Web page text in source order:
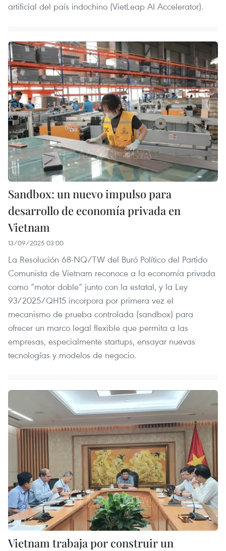
artificial del país indochino (VietLeap AI Accelerator).
Sandbox: un nuevo impulso para
desarrollo de economía privada en
Vietnam
13/09/2025 03:00
La Resolución 68-NQ/TW del Buró Político del Partido
Comunista de Vietnam reconoce a la economía privada
como “motor doble” junto con la estatal, y la Ley
93/2025/QH15 incorpora por primera vez el
mecanismo de prueba controlada (sandbox) para
ofrecer un marco legal flexible que permita a las
empresas, especialmente startups, ensayar nuevas
tecnologías y modelos de negocio.
Vietnam trabaja por construir un